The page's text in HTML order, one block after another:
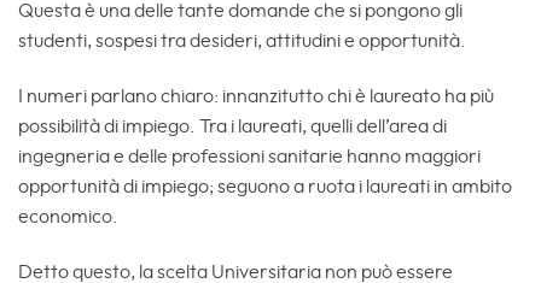
Questa è una delle tante domande che si pongono gli
studenti, sospesi tra desideri, attitudini e opportunità.
I numeri parlano chiaro: innanzitutto chi è laureato ha più
possibilità di impiego. Tra i laureati, quelli dell’area di
ingegneria e delle professioni sanitarie hanno maggiori
opportunità di impiego; seguono a ruota i laureati in ambito
economico.
Detto questo, la scelta Universitaria non può essere